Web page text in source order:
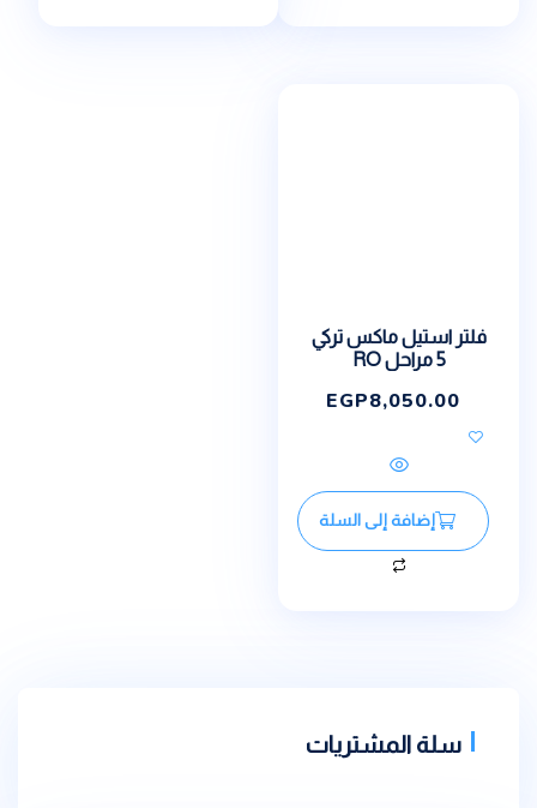
فلتر استيل ماكس تركي
5 مراحل RO
EGP8,050.00
إضافة إلى السلة
سلة المشتريات